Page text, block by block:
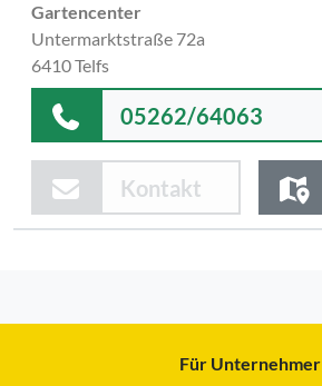
Gartencenter
Untermarktstraße 72a
6410 Telfs
05262/64063
Kontakt
Für Unternehmer